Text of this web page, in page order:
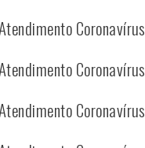
Coronavírus
Coronavírus
Coronavírus